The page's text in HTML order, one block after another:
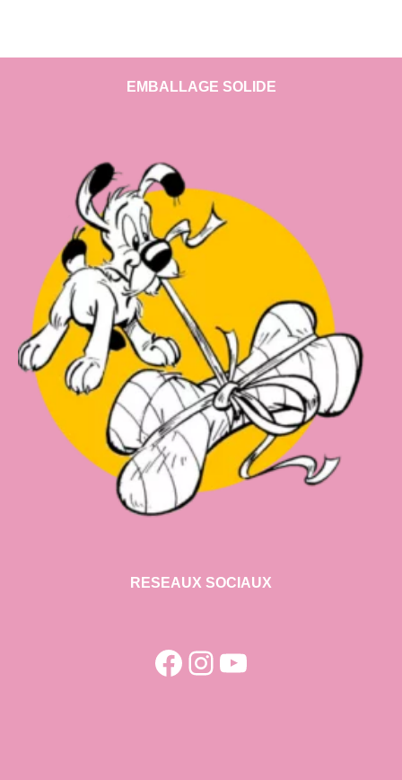
EMBALLAGE SOLIDE
RESEAUX SOCIAUX
Facebook
Instagram
YouTube